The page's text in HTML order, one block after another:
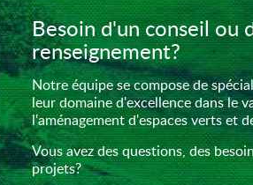
Besoin d'un conseil ou
renseignement?
Notre équipe se compose de
leur domaine d'excellence dans le
l'aménagement d'espaces verts et
Vous avez des questions, des
projets?